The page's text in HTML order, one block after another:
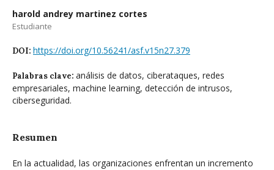
harold andrey martinez cortes
Estudiante
DOI: https://doi.org/10.56241/asf.v15n27.379
Palabras clave: análisis de datos, ciberataques, redes
empresariales, machine learning, detección de intrusos,
ciberseguridad.
Resumen
En la actualidad, las organizaciones enfrentan un incremento